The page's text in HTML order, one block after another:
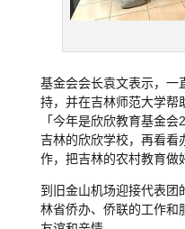
基金会会长袁文表示，一
持，并在吉林师范大学帮
「今年是欣欣教育基金
吉林的欣欣学校，再看看
作，把吉林的农村教育做
到旧金山机场迎接代表团
林省侨办、侨联的工作和